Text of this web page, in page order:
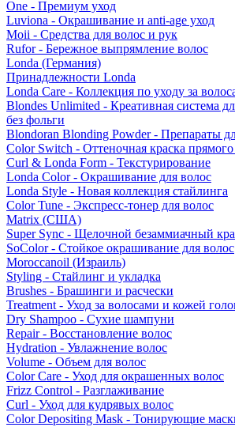
One - Премиум уход
Luviona - Окрашивание и anti-age уход
Moii - Средства для волос и рук
Rufor - Бережное выпрямление волос
Londa (Германия)
Принадлежности Londa
Londa Care - Коллекция по уходу за
Blondes Unlimited - Креативная система
без фольги
Blondoran Blonding Powder - Препараты
Color Switch - Оттеночная краска
Curl & Londa Form - Текстурирование
Londa Color - Окрашивание для волос
Londa Style - Новая коллекция стайлинга
Color Tune - Экспресс-тонер для волос
Matrix (США)
Super Sync - Щелочной безаммиачный
SoColor - Стойкое окрашивание для волос
Moroccanoil (Израиль)
Styling - Стайлинг и укладка
Brushes - Брашинги и расчески
Treatment - Уход за волосами и кожей
Dry Shampoo - Сухие шампуни
Repair - Восстановление волос
Hydration - Увлажнение волос
Volume - Объем для волос
Color Care - Уход для окрашенных волос
Frizz Control - Разглаживание
Curl - Уход для кудрявых волос
Color Depositing Mask - Тонирующие